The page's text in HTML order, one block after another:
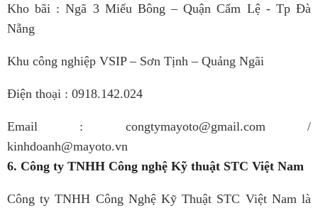
Kho bãi : Ngã 3 Miếu Bông – Quận Cẩm Lệ - Tp Đà
Nẵng
Khu công nghiệp VSIP – Sơn Tịnh – Quảng Ngãi
Điện thoại : 0918.142.024
Email : congtymayoto@gmail.com /
kinhdoanh@mayoto.vn
6. Công ty TNHH Công nghệ Kỹ thuật STC Việt Nam
Công ty TNHH Công Nghệ Kỹ Thuật STC Việt Nam là